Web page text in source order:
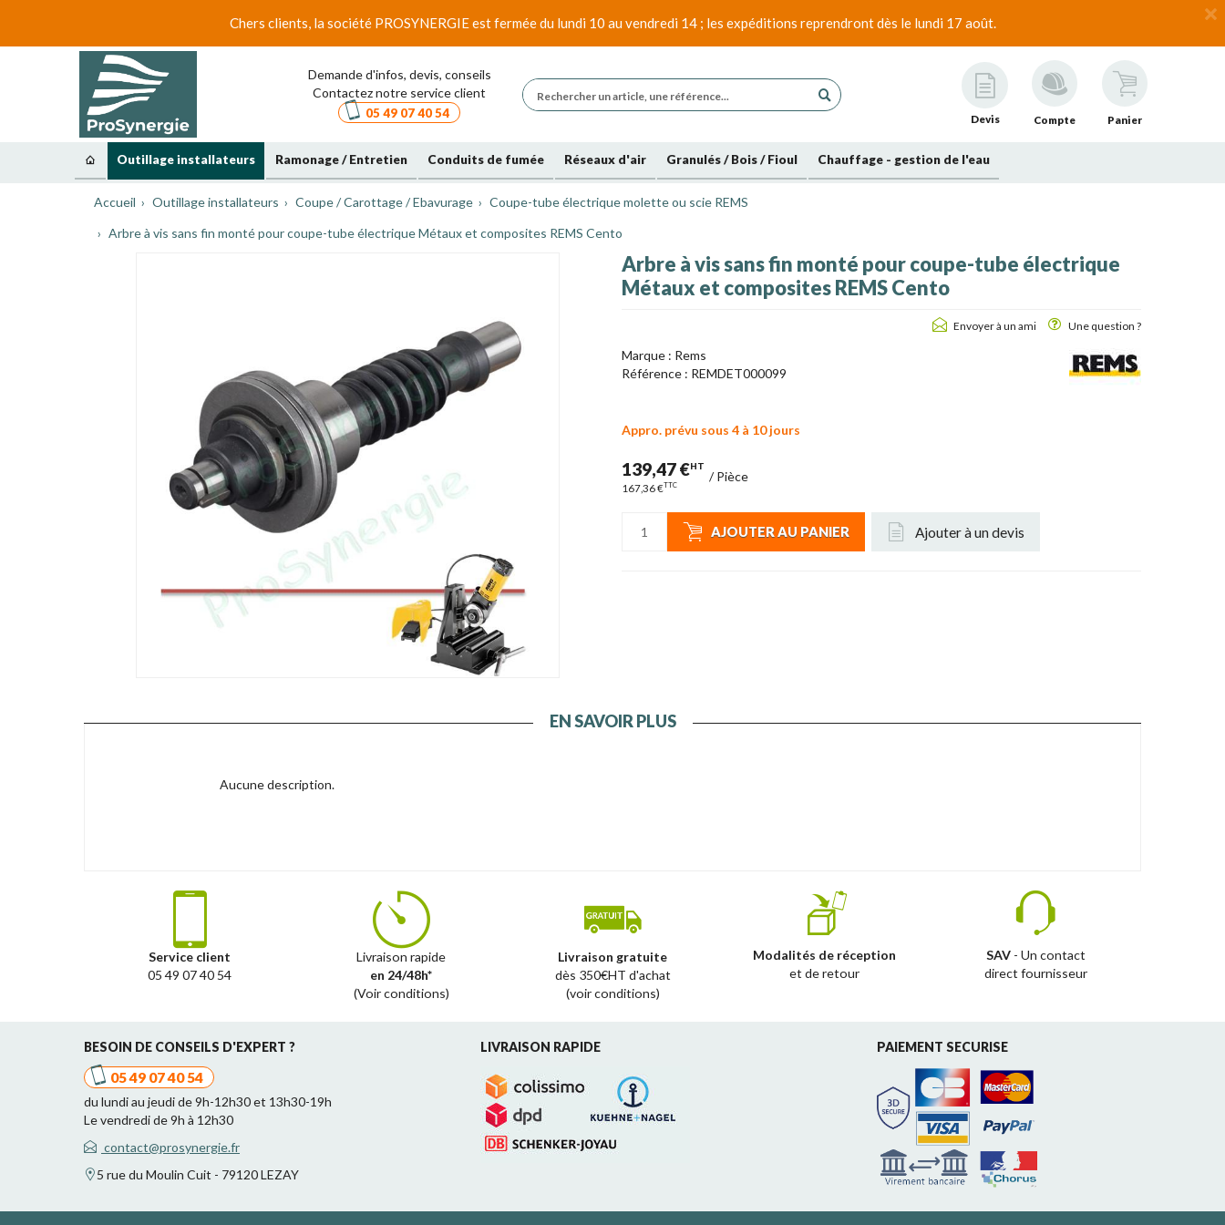
Chers clients, la société PROSYNERGIE est fermée du lundi 10 au vendredi 14 ; les expéditions reprendront dès le lundi 17 août.
Demande d'infos, devis, conseils
Contactez notre service client
05 49 07 40 54 Devis Compte Panier
Outillage installateurs Ramonage / Entretien Conduits de fumée Réseaux d'air Granulés / Bois / Fioul Chauffage - gestion de l'eau
Accueil Outillage installateurs Coupe / Carottage / Ebavurage
Coupe-tube électrique molette ou scie REMS
Arbre à vis sans fin monté pour coupe-tube électrique Métaux et composites REMS Cento
Arbre à vis sans fin monté pour coupe-tube électrique
Métaux et composites REMS Cento
Envoyer à un ami Une question ?
Marque : Rems
Référence : REMDET000099
Appro. prévu sous 4 à 10 jours
139,47 €HT
167,36 €TTC
/Pièce
AJOUTER AU PANIER Ajouter à un devis
EN SAVOIR PLUS
Aucune description.
Service client
05 49 07 40 54
Livraison rapide
en 24/48h*
(Voir conditions)
Livraison gratuite
dès 350€HT d'achat
(voir conditions)
Modalités de réception
et de retour
SAV- Un contact
direct fournisseur
BESOIN DE CONSEILS D'EXPERT ?
05 49 07 40 54
du lundi au jeudi de 9h-12h30 et 13h30-19h
Le vendredi de 9h à 12h30
contact@prosynergie.fr
5 rue du Moulin Cuit - 79120 LEZAY
LIVRAISON RAPIDE PAIEMENT SECURISE